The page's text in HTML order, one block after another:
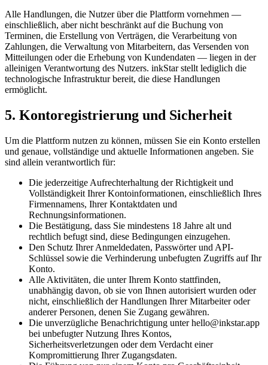
Alle Handlungen, die Nutzer über die Plattform vornehmen —
einschließlich, aber nicht beschränkt auf die Buchung von
Terminen, die Erstellung von Verträgen, die Verarbeitung von
Zahlungen, die Verwaltung von Mitarbeitern, das Versenden von
Mitteilungen oder die Erhebung von Kundendaten — liegen in der
alleinigen Verantwortung des Nutzers. inkStar stellt lediglich die
technologische Infrastruktur bereit, die diese Handlungen
ermöglicht.
5. Kontoregistrierung und Sicherheit
Um die Plattform nutzen zu können, müssen Sie ein Konto erstellen
und genaue, vollständige und aktuelle Informationen angeben. Sie
sind allein verantwortlich für:
Die jederzeitige Aufrechterhaltung der Richtigkeit und
Vollständigkeit Ihrer Kontoinformationen, einschließlich Ihres
Firmennamens, Ihrer Kontaktdaten und
Rechnungsinformationen.
Die Bestätigung, dass Sie mindestens 18 Jahre alt und
rechtlich befugt sind, diese Bedingungen einzugehen.
Den Schutz Ihrer Anmeldedaten, Passwörter und API-
Schlüssel sowie die Verhinderung unbefugten Zugriffs auf Ihr
Konto.
Alle Aktivitäten, die unter Ihrem Konto stattfinden,
unabhängig davon, ob sie von Ihnen autorisiert wurden oder
nicht, einschließlich der Handlungen Ihrer Mitarbeiter oder
anderer Personen, denen Sie Zugang gewähren.
Die unverzügliche Benachrichtigung unter hello@inkstar.app
bei unbefugter Nutzung Ihres Kontos,
Sicherheitsverletzungen oder dem Verdacht einer
Kompromittierung Ihrer Zugangsdaten.